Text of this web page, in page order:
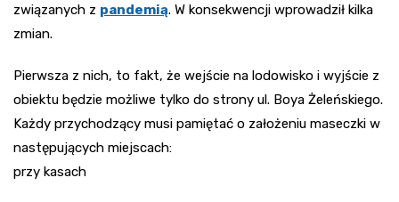
związanych z pandemią. W konsekwencji wprowadził kilka
zmian.
Pierwsza z nich, to fakt, że wejście na lodowisko i wyjście z
obiektu będzie możliwe tylko do strony ul. Boya Żeleńskiego.
Każdy przychodzący musi pamiętać o założeniu maseczki w
następujących miejscach:
przy kasach